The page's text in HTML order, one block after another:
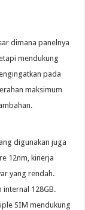
dimana panelnya
mendukung
pada
maksimum
digunakan juga
12nm, kinerja
yang rendah.
internal 128GB.
SIM mendukung